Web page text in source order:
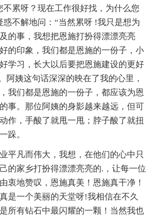
不累呀？现在工作很好找，为什么您
惑不解地问：“当然累呀 !我只是想为
的事，我想把恩施打扮得漂漂亮亮
的印象，我们都是恩施的一份子，小
学习，长大以后要把恩施建设的更好
阿姨这句话深深的映在了我的心里，
我们都是恩施的一份子，都应该为恩
事。那位阿姨的身影越来越远，但可
作，手酸了就甩一甩；脖子酸了就扭
跺。
凡而伟大，我想，在他们的心中只
的家乡打扮得漂漂亮亮的.，让每一位
衷地赞叹，恩施真美！恩施真干净！
是一个美丽的天堂呀!我相信在不久
所有钻石中最闪耀的一颗！当然我也